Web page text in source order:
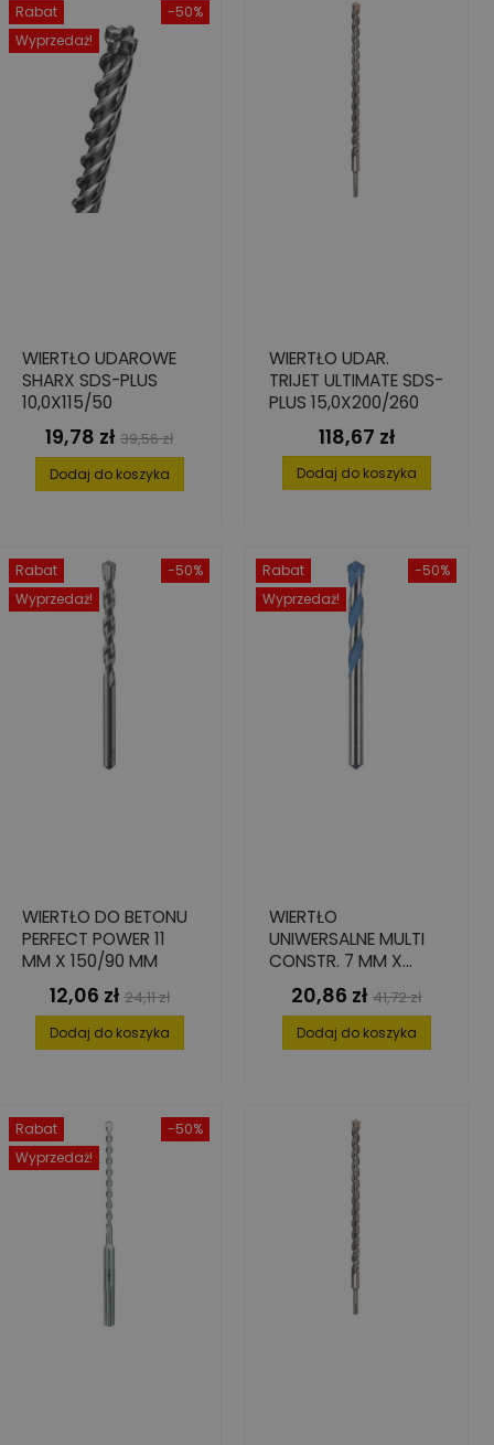
-50%
Rabat
Wyprzedaż!
WIERTŁO UDAROWE
SHARX SDS-PLUS
10,0X115/50
Cena
19,78 zł Cena
podstawowa
39,56 zł
Dodaj do koszyka
WIERTŁO UDAR.
TRIJET ULTIMATE SDS-
PLUS 15,0X200/260
Cena
118,67 zł
Dodaj do koszyka
-50%
Rabat
Wyprzedaż!
WIERTŁO DO BETONU
PERFECT POWER 11
MM X 150/90 MM
Cena
12,06 zł Cena
podstawowa
24,11 zł
Dodaj do koszyka
-50%
Rabat
Wyprzedaż!
WIERTŁO
UNIWERSALNE MULTI
CONSTR. 7 MM X
250/200 MM
Cena
20,86 zł Cena
podstawowa
41,72 zł
Dodaj do koszyka
-50%
Rabat
Wyprzedaż!